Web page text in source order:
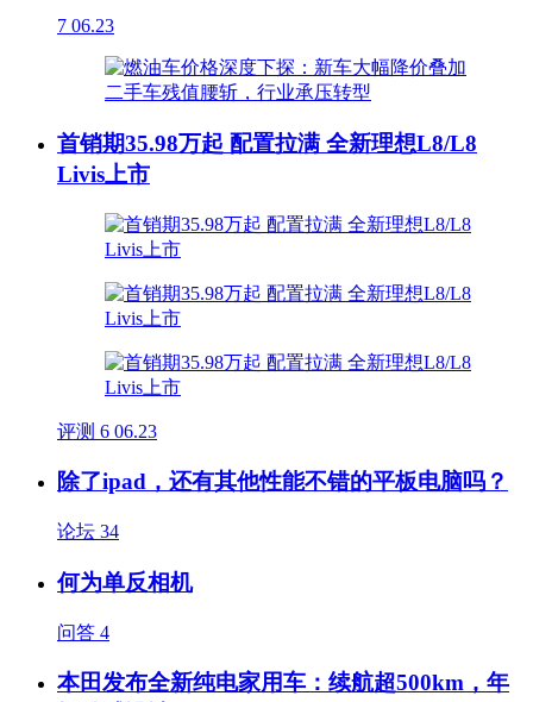
7 06.23
首销期35.98万起 配置拉满 全新理想L8/L8
Livis上市
评测 6 06.23
除了ipad，还有其他性能不错的平板电脑吗？
论坛 34
何为单反相机
问答 4
本田发布全新纯电家用车：续航超500km，年